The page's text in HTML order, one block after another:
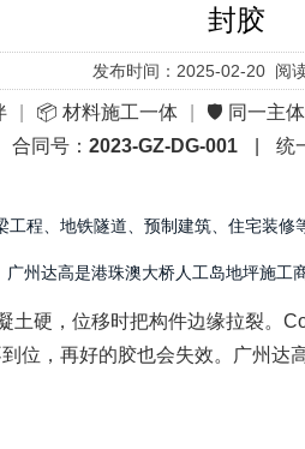
封胶
发布时间：2025-02-20 阅
📦 材料施工一体
🛡️ 同一主
合同号：2023-GZ-DG-001 统
工程、地铁隧道、预制建筑、住宅装
州达高是港珠澳大桥人工岛地坪施工
土硬，位移时把构件边缘拉裂。
，再好的胶也会失效。广州达